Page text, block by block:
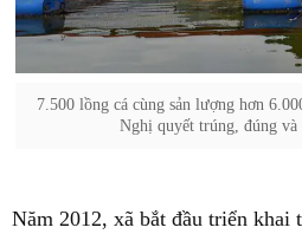
7.500 lồng cá cùng sản lượng hơn
Nghị quyết trúng, đúng và
Năm 2012, xã bắt đầu triển khai